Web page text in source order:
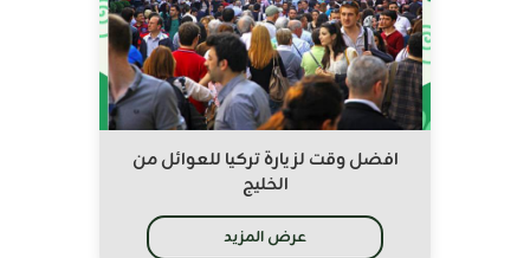
افضل وقت لزيارة تركيا للعوائل من
الخليج
عرض المزيد